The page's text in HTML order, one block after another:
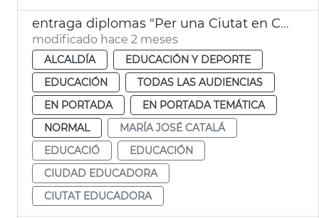
entraga diplomas "Per una Ciutat en Convivència"
modificado hace 2 meses
ALCALDÍA
EDUCACIÓN Y DEPORTE
EDUCACIÓN
TODAS LAS AUDIENCIAS
EN PORTADA
EN PORTADA TEMÁTICA
NORMAL
MARÍA JOSÉ CATALÁ
EDUCACIÓ
EDUCACIÓN
CIUDAD EDUCADORA
CIUTAT EDUCADORA